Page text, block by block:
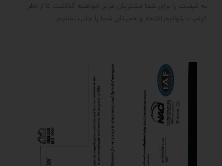
به کیفیت را برای شما مشتریان عزیز خواهیم گذاشت تا از نظر
کیفیت بتوانیم اعتماد و اطمینان شما را جلب نمائیم.